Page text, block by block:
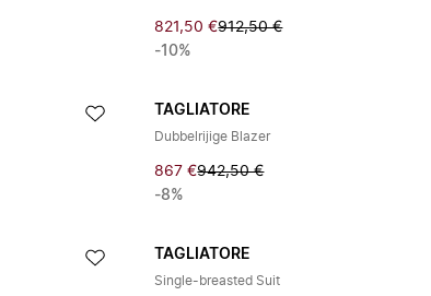
821,50 €912,50 €
-10%
TAGLIATORE
Dubbelrijige Blazer
867 €942,50 €
-8%
TAGLIATORE
Single-breasted Suit